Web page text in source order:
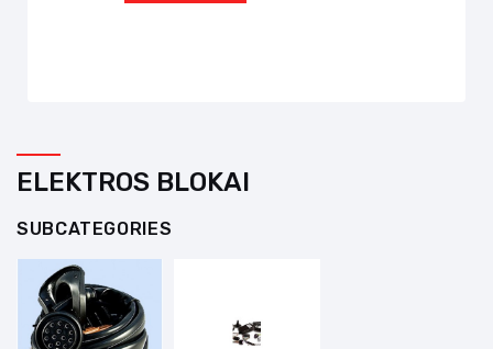
ELEKTROS BLOKAI
SUBCATEGORIES